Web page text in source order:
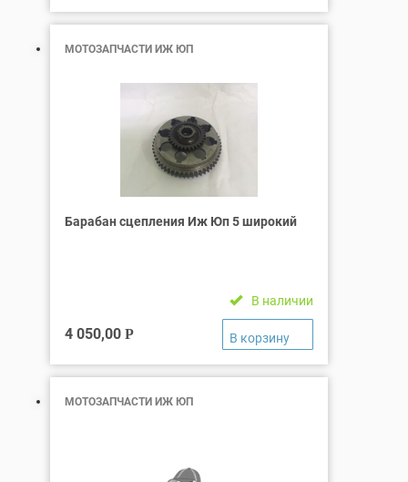
МОТОЗАПЧАСТИ ИЖ ЮП
Барабан сцепления Иж Юп 5 широкий
В наличии
4 050,00 Р
МОТОЗАПЧАСТИ ИЖ ЮП